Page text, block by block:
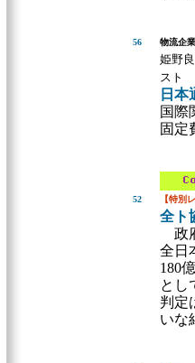
56 物流企
姫野
スト
日本
国際
固定
52 【特別
全ト
政
全日
180
とし
判定
いな